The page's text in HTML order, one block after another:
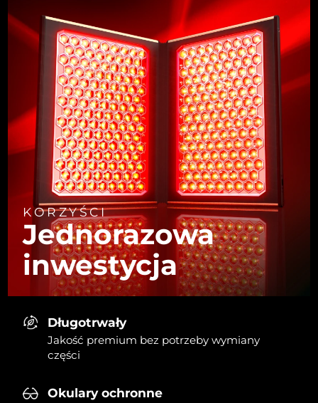
KORZYŚCI
Jednorazowa
inwestycja
Długotrwały
Jakość premium bez potrzeby wymiany
części
Okulary ochronne